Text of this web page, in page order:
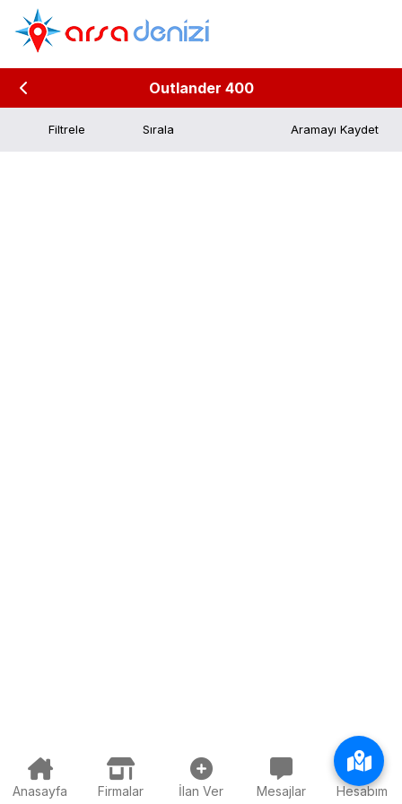
Outlander 400
Filtrele Aramayı Kaydet
Anasayfa Firmalar İlan Ver Mesajlar Hesabım